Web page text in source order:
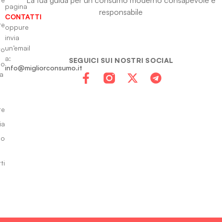
responsabile
SEGUICI SUI NOSTRI SOCIAL
pagina
CONTATTI
oppure
invia
un’email
a:
info@migliorconsumo.it